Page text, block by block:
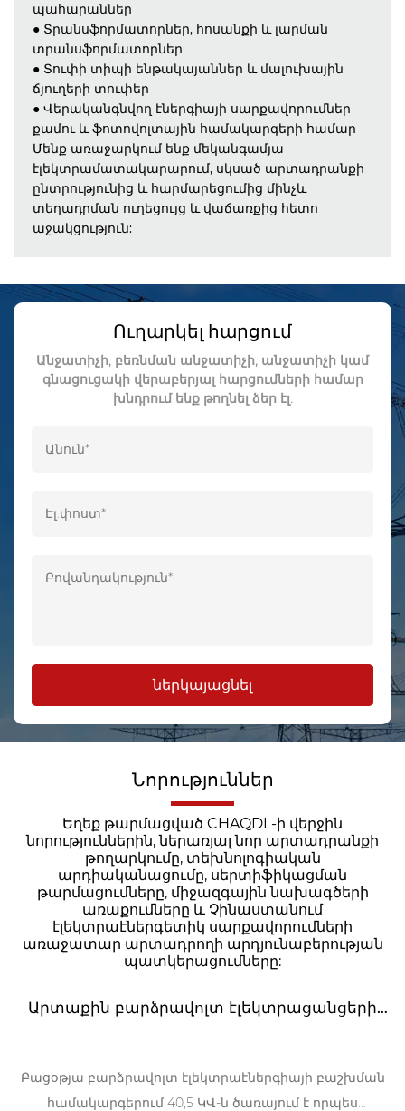
պահարաններ
● Տրանսֆորմատորներ, հոսանքի և լարման
տրանսֆորմատորներ
● Տուփի տիպի ենթակայաններ և մալուխային
ճյուղերի տուփեր
● Վերականգնվող էներգիայի սարքավորումներ
քամու և ֆոտովոլտային համակարգերի համար
Մենք առաջարկում ենք մեկանգամյա
էլեկտրամատակարարում, սկսած արտադրանքի
ընտրությունից և հարմարեցումից մինչև
տեղադրման ուղեցույց և վաճառքից հետո
աջակցություն:
Ուղարկել հարցում
Անջատիչի, բեռնման անջատիչի, անջատիչի կամ
գնացուցակի վերաբերյալ հարցումների համար
խնդրում ենք թողնել ձեր էլ.
ներկայացնել
Նորություններ
Եղեք թարմացված CHAQDL-ի վերջին
նորություններին, ներառյալ նոր արտադրանքի
թողարկումը, տեխնոլոգիական
արդիականացումը, սերտիֆիկացման
թարմացումները, միջազգային նախագծերի
առաքումները և Չինաստանում
էլեկտրաէներգետիկ սարքավորումների
առաջատար արտադրողի արդյունաբերության
պատկերացումները:
Արտաքին բարձրավոլտ էլեկտրացանցերի
Բացօթյա բարձրավոլտ էլեկտրաէներգիայի բաշխման
համակարգերում 40,5 ԿՎ-ն ծառայում է որպես